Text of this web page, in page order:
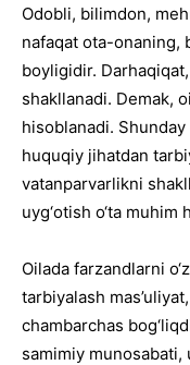
Odobli, bilimdon,
nafaqat ota-onaning,
boyligidir.
shakllanadi. Demak,
hisoblanadi.
huquqiy jihatdan
vatanparvarlikni
uyg‘otish o‘ta muhim
Oilada farzandlarni
tarbiyalash
chambarchas
samimiy